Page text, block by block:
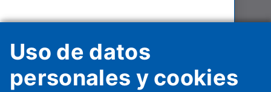
Filter Colour Filter Energy
Filter Refrigerant
Uso de datos
personales y cookies